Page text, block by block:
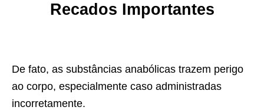
Recados Importantes
De fato, as substâncias anabólicas trazem perigo
ao corpo, especialmente caso administradas
incorretamente.